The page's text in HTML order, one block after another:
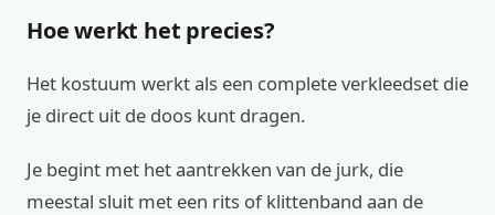
Hoe werkt het precies?
Het kostuum werkt als een complete verkleedset die
je direct uit de doos kunt dragen.
Je begint met het aantrekken van de jurk, die
meestal sluit met een rits of klittenband aan de